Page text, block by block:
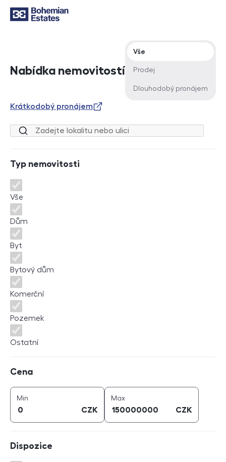
Nabídka nemovitostí
Typ nabídky
Vše
Prodej
Dlouhodobý pronájem
Krátkodobý pronájem
Lokalita nebo ulice
Typ nemovitosti
Typ nemovitosti
Vše
Dům
Byt
Bytový dům
Komerční
Pozemek
Ostatní
Cena
Min
CZK
Maxcena (
CZK
Dispozice